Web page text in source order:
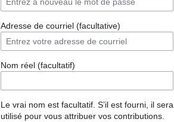
Adresse de courriel (facultative)
Nom réel (facultatif)
Le vrai nom est facultatif. S’il est fourni, il sera
utilisé pour vous attribuer vos contributions.